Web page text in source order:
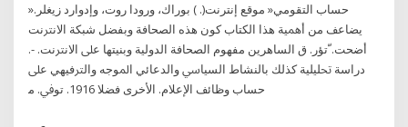
»حساب التقومي« موقع إنترنت(. ) بوراك، ورودا روت، وإدوارد زيغلر.
ﻳﻀﺎﻋﻒ ﻣﻦ أﳘﻴﺔ ﻫﺬا اﻟﻜﺘﺎب ﻛﻮن ﻫﺬه اﻟﺼﺤﺎﻓﺔ وﺑﻔﻀﻞ ﺷﺒﻜﺔ اﻻﻧﱰﻧﺖ
أﺿﺤﺖ. ّﺗﺆر. ق اﻟﺴﺎﻫﺮﻳﻦ ﻣﻔﻬﻮم اﻟﺼﺤﺎﻓﺔ اﻟﺪوﻟﻴﺔ وﺑﻨﻴﺘﻬﺎ ﻋﲆ اﻻﻧﱰﻧﺖ. -.
دراﺳﺔ ﲢﻠﻴﻠﻴﺔ ﻛﺬﻟﻚ ﺑﺎﻟﻨﺸﺎط اﻟﺴﻴﺎﳼ واﻟﺪﻋﺎﺋﻲ اﳌﻮﺟﻪ واﻟﱰﻓﻴﻬﻲ ﻋﲆ
ﺣﺴﺎب وﻇﺎﺋﻒ اﻹﻋﻼم. اﻷﺧﺮى ﻓﻀﻼ 1916. ﺗﻮﰲ. ﻣ